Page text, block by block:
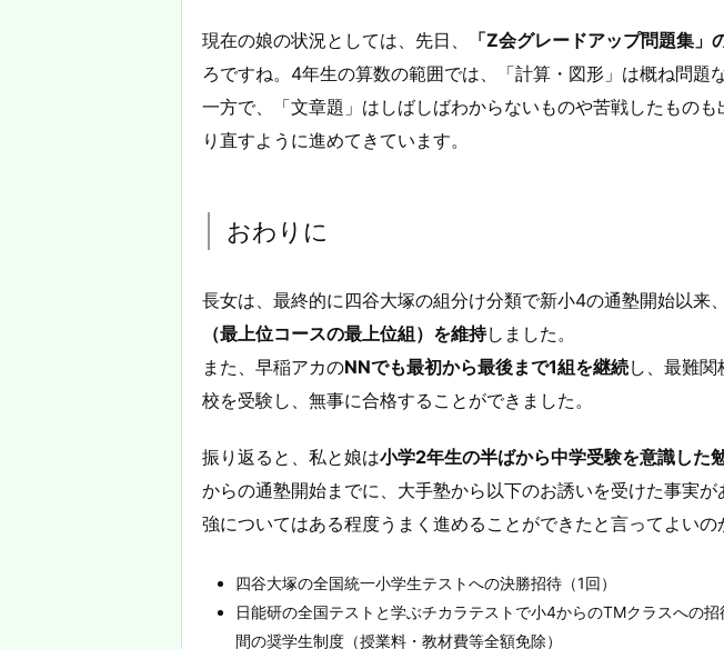
現在の娘の状況としては、先日、 「Z会グレードアップ問題集」
ろですね。4年生の算数の範囲では、「計算・図形」は概ね問題
一方で、「文章題」はしばしばわからないものや苦戦したもの
り直すように進めてきています。
おわりに
長女は、最終的に四谷大塚の組分け分類で新小4の通塾開始以来、
（最上位コースの最上位組）を維持しました。
また、早稲アカのNNでも最初から最後まで1組を継続し、最難
校を受験し、無事に合格することができました。
振り返ると、私と娘は小学2年生の半ばから中学受験を意識した
からの通塾開始までに、大手塾から以下のお誘いを受けた事実
強についてはある程度うまく進めることができたと言ってよいの
四谷大塚の全国統一小学生テストへの決勝招待（1回）
日能研の全国テストと学ぶチカラテストで小4からのTMクラスへの
間の奨学生制度（授業料・教材費等全額免除）